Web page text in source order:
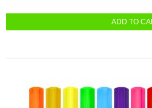
was:
ADD TO